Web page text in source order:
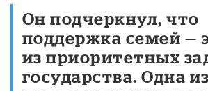
Он подчеркнул, что
поддержка семей —
из приоритетных
государства. Одна из